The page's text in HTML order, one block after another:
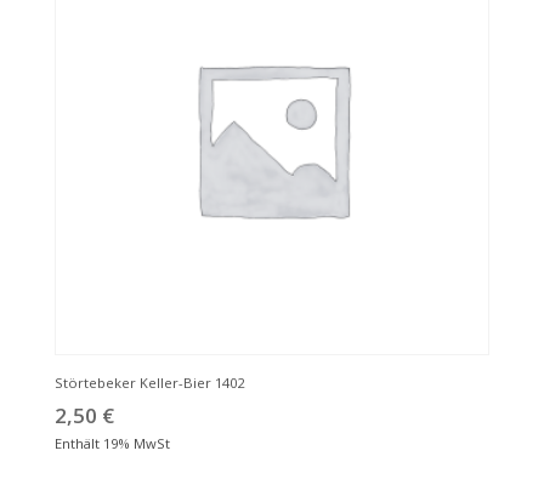
Störtebeker Keller-Bier 1402
2,50 €
Enthält 19% MwSt